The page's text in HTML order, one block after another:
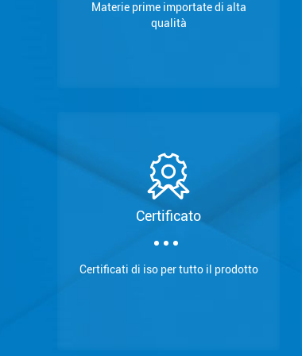
Materie prime importate di alta
qualità
Certificato
Certificati di iso per tutto il prodotto